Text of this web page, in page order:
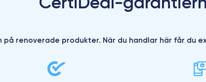
renoverade produkter. När du handlar här får du